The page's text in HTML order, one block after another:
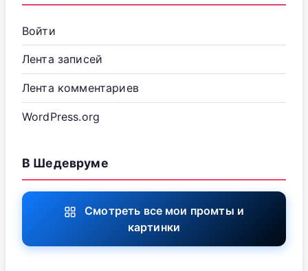
Войти
Лента записей
Лента комментариев
WordPress.org
В Шедевруме
Смотреть все мои промты и
картинки